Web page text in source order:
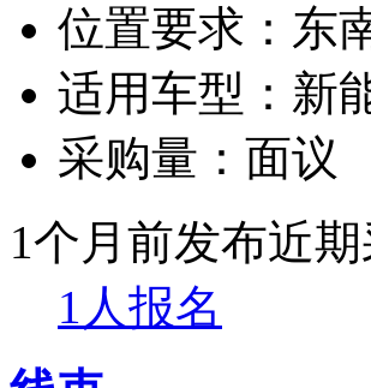
位置要求： 东
适用车型： 新
采购量： 面议
1个月前发布近
1人报名